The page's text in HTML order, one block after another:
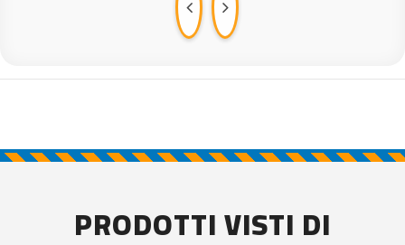
PRODOTTI VISTI DI